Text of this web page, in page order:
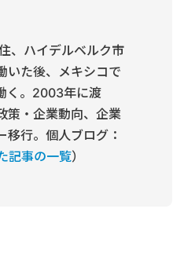
、ハイデルベルク市
いた後、メキシコで
く。2003年に渡
策・企業動向、企業
行。個人ブログ：
記事の一覧）